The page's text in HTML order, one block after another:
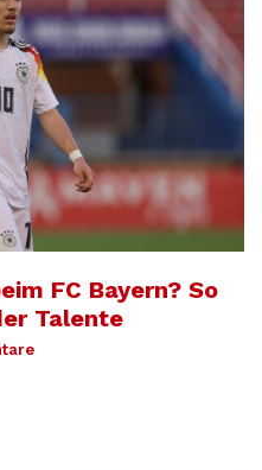
FC Bayern? So
Talente